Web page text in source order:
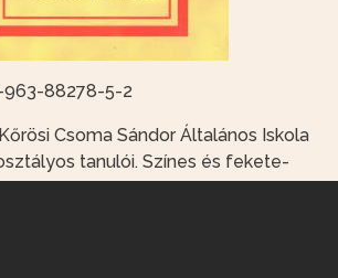
963-88278-5-2
Csoma Sándor Általános Iskola
tanulói. Színes és fekete-